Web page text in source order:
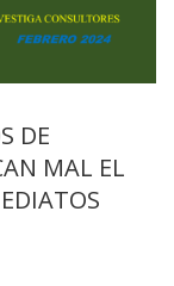
DE
MAL EL